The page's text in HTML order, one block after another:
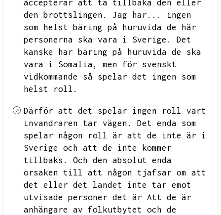
accepterar att ta tillbaka den eller
den brottslingen.
Jag har...
ingen
som helst bäring på huruvida de här
personerna ska vara i Sverige.
Det
kanske har bäring på huruvida de ska
vara i Somalia,
men för svenskt
vidkommande så spelar det ingen som
helst roll.
Därför att det spelar ingen roll vart
invandraren tar vägen.
Det enda som
spelar någon roll är att de inte är i
Sverige och att de inte kommer
tillbaks.
Och den absolut enda
orsaken till att någon tjafsar om att
det eller det landet inte tar emot
utvisade personer det är Att de är
anhängare av folkutbytet och de